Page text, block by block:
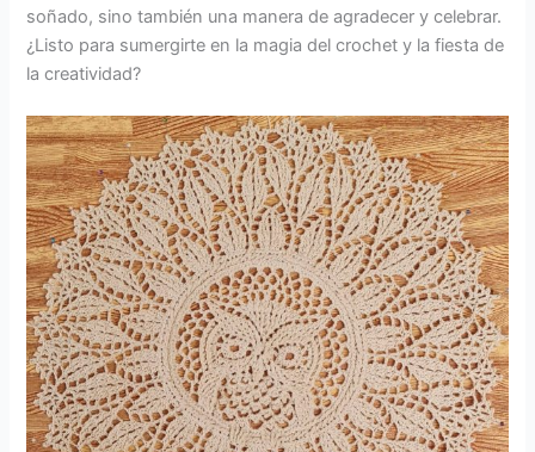
soñado, sino también una manera de agradecer y celebrar.
¿Listo para sumergirte en la magia del crochet y la fiesta de
la creatividad?